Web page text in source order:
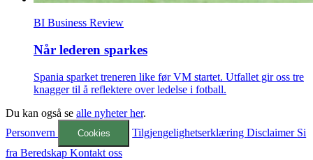
BI Business Review
Når lederen sparkes
Spania sparket treneren like før VM startet. Utfallet gir oss tre
knagger til å reflektere over ledelse i fotball.
Du kan også se alle nyheter her.
Personvern
Cookies TilgjengelighetserklæringDisclaimer Si
fra Beredskap Kontakt oss